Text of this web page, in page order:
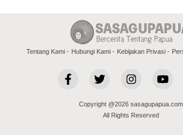
Tentang Kami Hubungi Kami Kebijakan Privasi
Copyright @2026 sasagupapua.com
All Rights Reserved